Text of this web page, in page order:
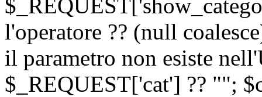
l'operatore ?? (null
il parametro non esiste
$_REQUEST['cat'] ?? "";